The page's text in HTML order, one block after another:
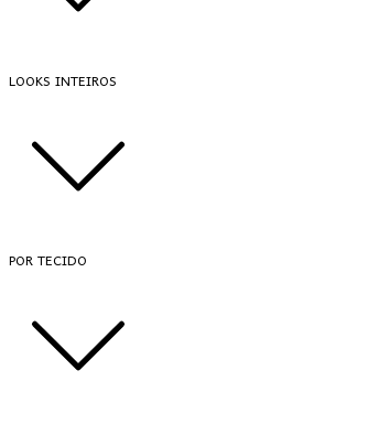
LOOKS INTEIROS
POR TECIDO